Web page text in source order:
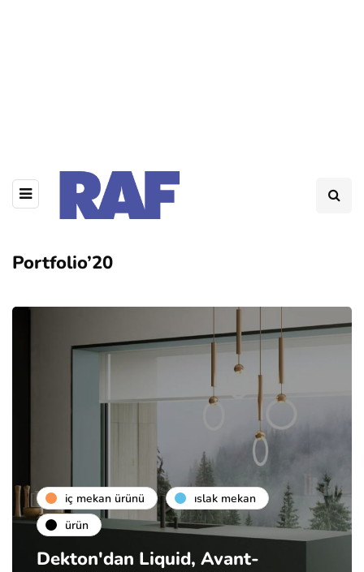
Portfolio’20
i̇ç mekan ürünü
islak mekan
ürün
Dekton'dan Liquid, Avant-